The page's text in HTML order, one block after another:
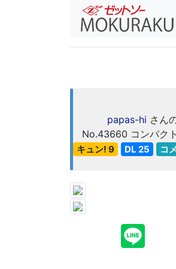
papas-hi さん
No.43660 コンパク
キュン! 9 DL 25 コ